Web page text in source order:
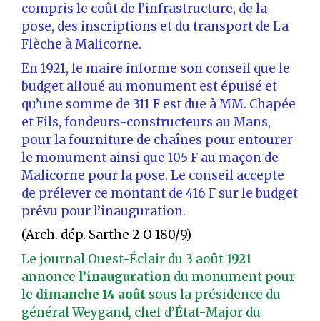
compris le coût de l’infrastructure, de la
pose, des inscriptions et du transport de La
Flèche à Malicorne.
En 1921, le maire informe son conseil que le
budget alloué au monument est épuisé et
qu’une somme de 311 F est due à MM. Chapée
et Fils, fondeurs-constructeurs au Mans,
pour la fourniture de chaînes pour entourer
le monument ainsi que 105 F au maçon de
Malicorne pour la pose. Le conseil accepte
de prélever ce montant de 416 F sur le budget
prévu pour l’inauguration.
(Arch. dép. Sarthe 2 O 180/9)
Le journal Ouest-Éclair du 3 août1921
annonce l’inauguration du monument pour
le dimanche 14 août sous la présidence du
général Weygand, chef d’État-Major du